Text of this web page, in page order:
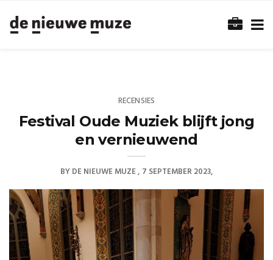
RECENSIES
Festival Oude Muziek blijft jong
en vernieuwend
BYDE NIEUWE MUZE 7 SEPTEMBER 2023